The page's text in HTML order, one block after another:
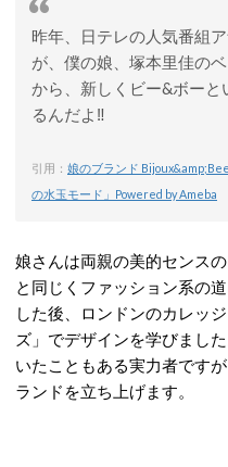
昨年、日テレの人気番組
が、僕の娘、塚本里佳の
から、新しくビー&ボー
るんだよ‼️
引用： 娘のブランド
の水玉モード」Powered by Ameba
娘さんは両親の美的センス
と同じくファッション系の
した後、ロンドンのカレッ
ズ」でデザインを学びまし
いたこともある実力者です
ランドを立ち上げます。